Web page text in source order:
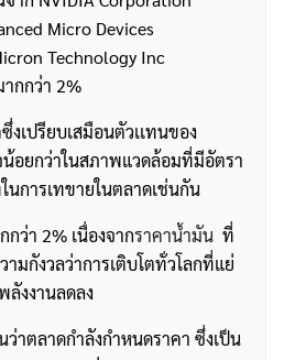
Micro Devices
Technology Inc
กกว่า 2%
เปรียบเสมือนตัวเเทนของ
อยกว่าในสภาพแวดล้อมที่มีอัตรา
การเทขายในตลาดเช่นกัน
ว่า 2% เนื่องจากราคาน้ำมัน ที่
ามกังวลว่าการเติบโตทั่วโลกที่แย่
ลังงานลดลง
าตลาดกำลังกำหนดราคา ซึ่งเป็น